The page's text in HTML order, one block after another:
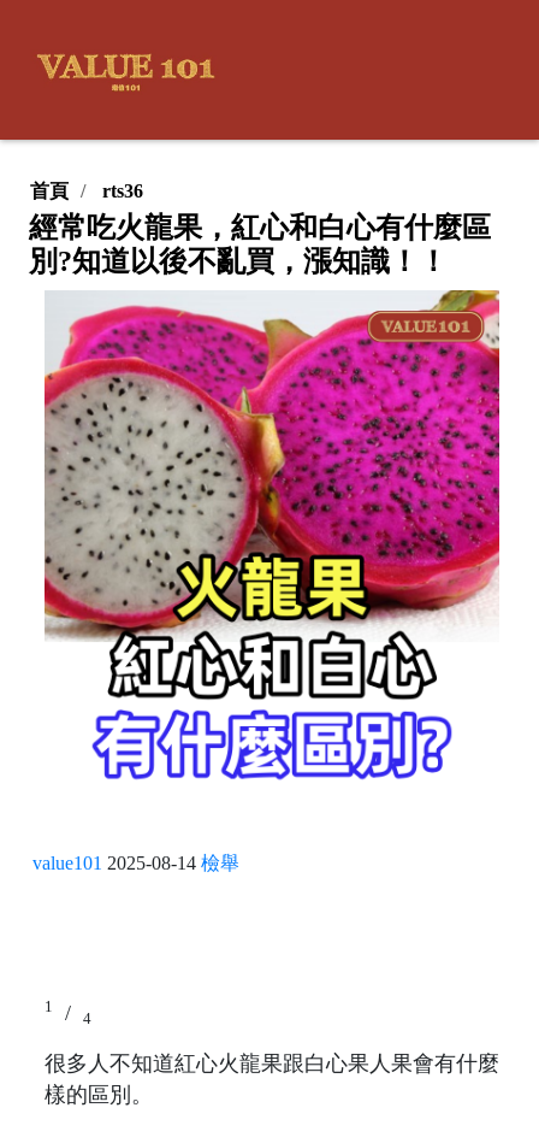
首頁 rts36
經常吃火龍果，紅心和白心有什麼區
別?知道以後不亂買，漲知識！！
value101 2025-08-14 檢舉
1 / 4
很多人不知道紅心火龍果跟白心果人果會有什麼
樣的區別。